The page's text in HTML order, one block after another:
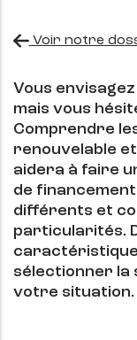
Voir notre
Vous
mais vous
Comprendre
renouvelable
aidera à faire
de
différents et
particularités.
sélectionner la
votre situation.